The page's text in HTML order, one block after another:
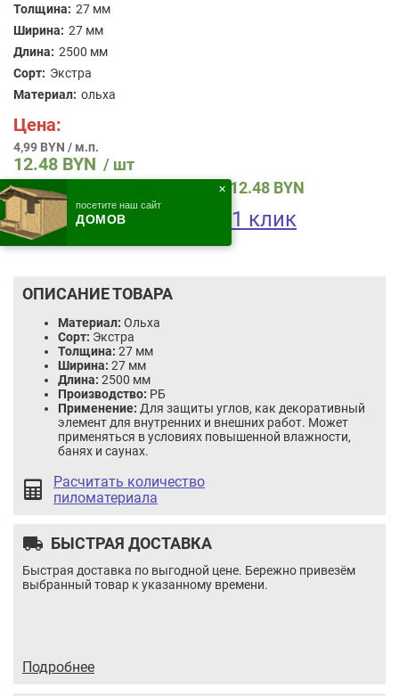
Толщина: 27 мм
Ширина: 27 мм
Длина: 2500 мм
Сорт: Экстра
Материал: ольха
Цена:
4,99 BYN / м.п.
12.48 BYN / шт
Итого: 12.48 BYN
Кол-во:
Уголок
наружный
В корзину Купить в 1 клик
ОПИСАНИЕ ТОВАРА
Материал: Ольха
Сорт: Экстра
Толщина: 27 мм
Ширина: 27 мм
Длина: 2500 мм
Производство: РБ
Применение: Для защиты углов, как декоративный
элемент для внутренних и внешних работ. Может
применяться в условиях повышенной влажности,
банях и саунах.
Расчитать количество
пиломатериала
local_shipping БЫСТРАЯ ДОСТАВКА
Быстрая доставка по выгодной цене. Бережно привезём
выбранный товар к указанному времени.
Подробнее
Цена:12.27 / шт
посетите наш сайт
ДОМОВ
✕